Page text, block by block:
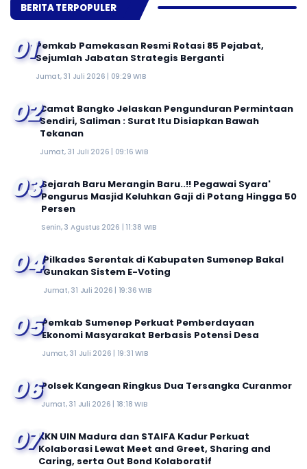
BERITA TERPOPULER
01Pemkab Pamekasan Resmi Rotasi 85 Pejabat,
Sejumlah Jabatan Strategis Berganti
Jumat, 31 Juli 2026 | 09:29 WIB
02Camat Bangko Jelaskan Pengunduran Permintaan
Sendiri, Saliman : Surat Itu Disiapkan Bawah
Tekanan
Jumat, 31 Juli 2026 | 09:16 WIB
03Sejarah Baru Merangin Baru..!! Pegawai Syara'
Pengurus Masjid Keluhkan Gaji di Potang Hingga 50
Persen
Senin, 3 Agustus 2026 | 11:38 WIB
04Pilkades Serentak di Kabupaten Sumenep Bakal
Gunakan Sistem E-Voting
Jumat, 31 Juli 2026 | 19:36 WIB
05Pemkab Sumenep Perkuat Pemberdayaan
Ekonomi Masyarakat Berbasis Potensi Desa
Jumat, 31 Juli 2026 | 19:31 WIB
06Polsek Kangean Ringkus Dua Tersangka Curanmor
Jumat, 31 Juli 2026 | 18:18 WIB
07KKN UIN Madura dan STAIFA Kadur Perkuat
Kolaborasi Lewat Meet and Greet, Sharing and
Caring, serta Out Bond Kolaboratif